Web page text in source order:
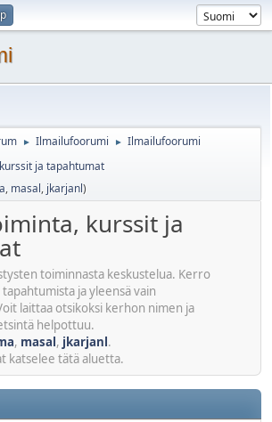
► Ilmailufoorumi ► Ilmailufoorumi
ja tapahtumat
, masal, jkarjanl)
kurssit ja
toiminnasta keskustelua. Kerro
ja yleensä vain
laittaa otsikoksi kerhon nimen ja
helpottuu.
, masal, jkarjanl.
katselee tätä aluetta.